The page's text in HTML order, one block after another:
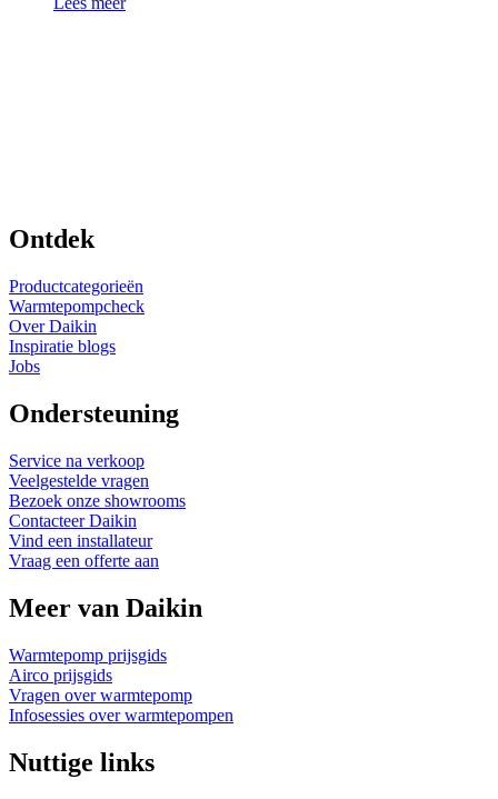
Ontdek
Productcategorieën
Warmtepompcheck
Over Daikin
Inspiratie blogs
Jobs
Ondersteuning
Service na verkoop
Veelgestelde vragen
Bezoek onze showrooms
Contacteer Daikin
Vind een installateur
Vraag een offerte aan
Meer van Daikin
Warmtepomp prijsgids
Airco prijsgids
Vragen over warmtepomp
Infosessies over warmtepompen
Nuttige links